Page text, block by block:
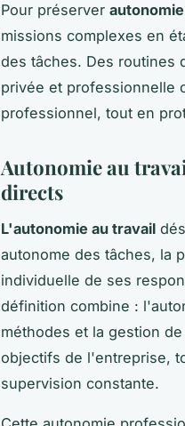
Pour préserver
missions complexes en
des tâches. Des routines
privée et professionnelle
professionnel, tout en
Autonomie au
directs
L'autonomie au travail
autonome des tâches, la
individuelle de ses
définition combine :
méthodes et la gestion
objectifs de l'entreprise,
supervision constante.